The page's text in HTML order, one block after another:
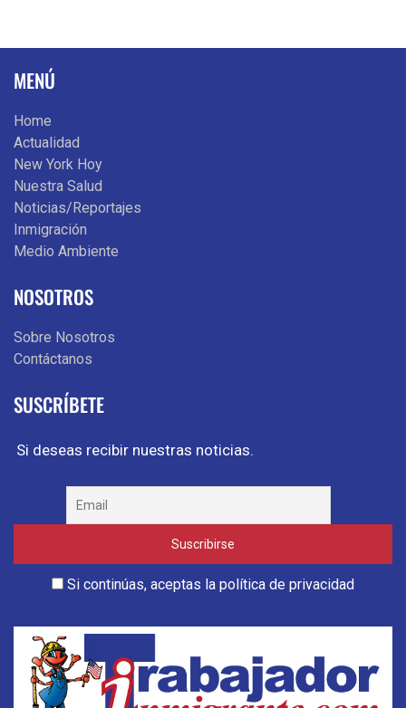
MENÚ
Home
Actualidad
New York Hoy
Nuestra Salud
Noticias/Reportajes
Inmigración
Medio Ambiente
NOSOTROS
Sobre Nosotros
Contáctanos
SUSCRÍBETE
Si deseas recibir nuestras noticias.
Si continúas, aceptas la política de privacidad